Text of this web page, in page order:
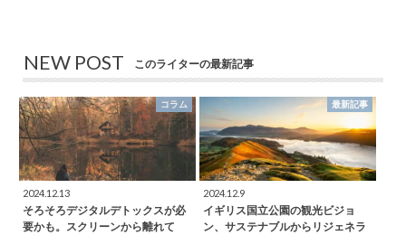
NEW POST このライターの最新記事
コラム
2024.12.13
そろそろデジタルデトックスが必
要かも。スクリーンから離れて
最新記事
2024.12.9
イギリス国立公園の観光ビジョ
ン、サステナブルからリジェネラ